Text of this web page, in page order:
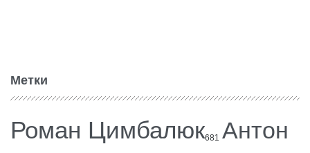
Метки
Роман Цимбалюк681 Антон